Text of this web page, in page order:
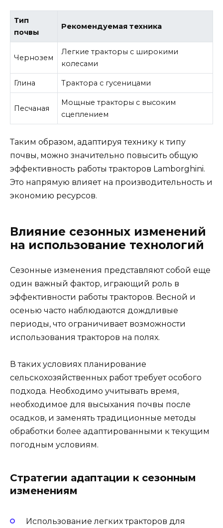
Тип
почвы
Рекомендуемая техника
Чернозем
Легкие тракторы с широкими
колесами
Глина Трактора с гусеницами
Песчаная
Мощные тракторы с высоким
сцеплением
Таким образом, адаптируя технику к типу
почвы, можно значительно повысить общую
эффективность работы тракторов Lamborghini.
Это напрямую влияет на производительность и
экономию ресурсов.
Влияние сезонных изменений
на использование технологий
Сезонные изменения представляют собой еще
один важный фактор, играющий роль в
эффективности работы тракторов. Весной и
осенью часто наблюдаются дождливые
периоды, что ограничивает возможности
использования тракторов на полях.
В таких условиях планирование
сельскохозяйственных работ требует особого
подхода. Необходимо учитывать время,
необходимое для высыхания почвы после
осадков, и заменять традиционные методы
обработки более адаптированными к текущим
погодным условиям.
Стратегии адаптации к сезонным
изменениям
Использование легких тракторов для